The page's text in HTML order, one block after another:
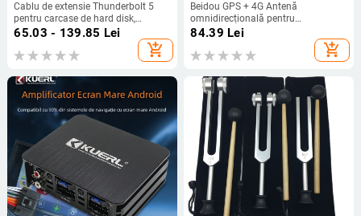
Cablu de extensie Thunderbolt 5
pentru carcase de hard disk,
transfer de date la viteză mare de
80 Gbps, încărcare rapidă PD240W,
compatibil cu MacBook
65.03 - 139.85 Lei
add_shopping_cart
Beidou GPS + 4G Antenă
omnidirecțională pentru
poziționare, două în unu, Antenă de
cabinet cu ieșire dublă, SMA Pin
interior, cablu de 3 m
84.39 Lei
add_shopping_cart